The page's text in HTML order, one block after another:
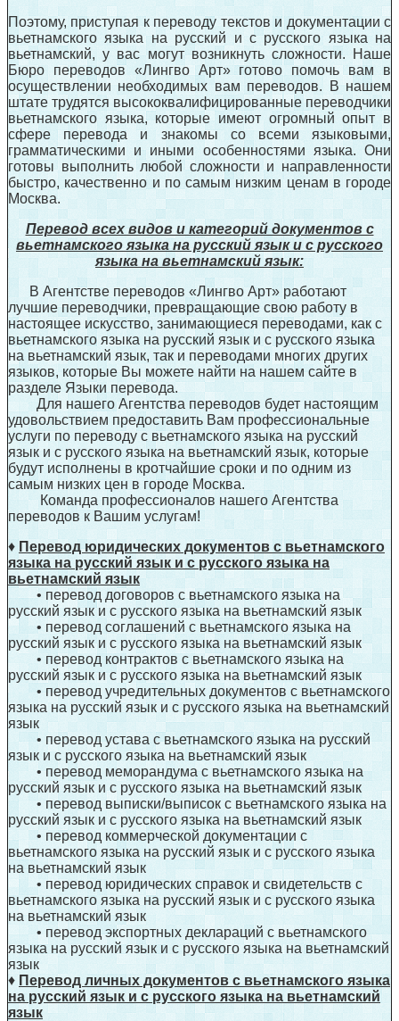
Поэтому, приступая к переводу текстов и документации с
вьетнамского языка на русский и с русского языка на
вьетнамский, у вас могут возникнуть сложности. Наше
Бюро переводов «Лингво Арт» готово помочь вам в
осуществлении необходимых вам переводов. В нашем
штате трудятся высококвалифицированные переводчики
вьетнамского языка, которые имеют огромный опыт в
сфере перевода и знакомы со всеми языковыми,
грамматическими и иными особенностями языка. Они
готовы выполнить любой сложности и направленности
быстро, качественно и по самым низким ценам в городе
Москва.
Перевод всех видов и категорий документов с
вьетнамского языка на русский язык и с русского
языка на вьетнамский язык:
В Агентстве переводов «Лингво Арт» работают
лучшие переводчики, превращающие свою работу в
настоящее искусство, занимающиеся переводами, как с
вьетнамского языка на русский язык и с русского языка
на вьетнамский язык, так и переводами многих других
языков, которые Вы можете найти на нашем сайте в
разделе Языки перевода.
Для нашего Агентства переводов будет настоящим
удовольствием предоставить Вам профессиональные
услуги по переводу с вьетнамского языка на русский
язык и с русского языка на вьетнамский язык, которые
будут исполнены в кротчайшие сроки и по одним из
самым низких цен в городе Москва.
Команда профессионалов нашего Агентства
переводов к Вашим услугам!
♦ Перевод юридических документов с вьетнамского
языка на русский язык и с русского языка на
вьетнамский язык
• перевод договоров с вьетнамского языка на
русский язык и с русского языка на вьетнамский язык
• перевод соглашений с вьетнамского языка на
русский язык и с русского языка на вьетнамский язык
• перевод контрактов с вьетнамского языка на
русский язык и с русского языка на вьетнамский язык
• перевод учредительных документов с вьетнамского
языка на русский язык и с русского языка на вьетнамский
язык
• перевод устава с вьетнамского языка на русский
язык и с русского языка на вьетнамский язык
• перевод меморандума с вьетнамского языка на
русский язык и с русского языка на вьетнамский язык
• перевод выписки/выписок с вьетнамского языка на
русский язык и с русского языка на вьетнамский язык
• перевод коммерческой документации с
вьетнамского языка на русский язык и с русского языка
на вьетнамский язык
• перевод юридических справок и свидетельств с
вьетнамского языка на русский язык и с русского языка
на вьетнамский язык
• перевод экспортных деклараций с вьетнамского
языка на русский язык и с русского языка на вьетнамский
язык
♦ Перевод личных документов с вьетнамского языка
на русский язык и с русского языка на вьетнамский
язык